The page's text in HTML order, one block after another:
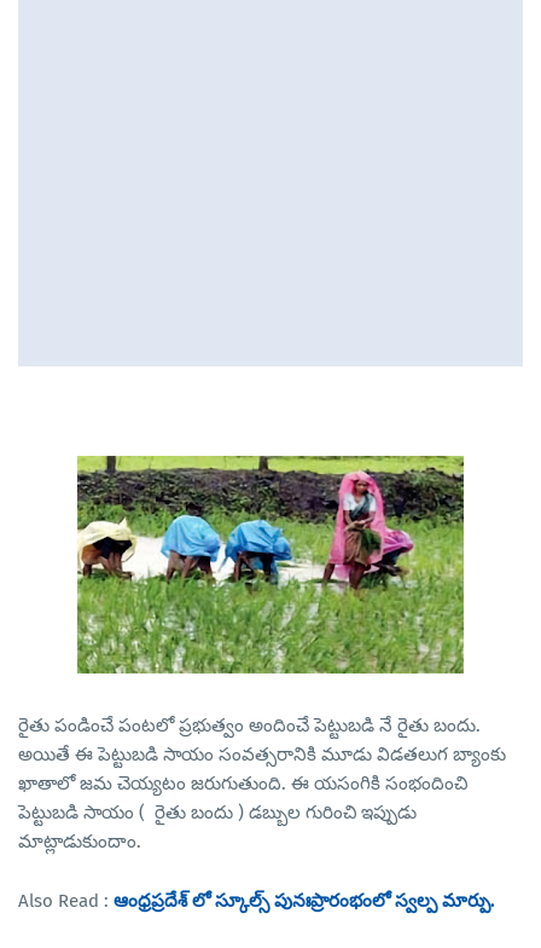
రైతు పండించే పంటలో ప్రభుత్వం అందించే పెట్టుబడి నే రైతు బందు.
అయితే ఈ పెట్టుబడి సాయం సంవత్సరానికి మూడు విడతలుగ బ్యాంకు
ఖాతాలో జమ చెయ్యటం జరుగుతుంది. ఈ యసంగికి సంభందించి
పెట్టుబడి సాయం ( రైతు బందు ) డబ్బుల గురించి ఇప్పుడు
మాట్లాడుకుందాం.
Also Read : ఆంధ్రప్రదేశ్ లో స్కూల్స్ పునఃప్రారంభంలో స్వల్ప మార్పు.